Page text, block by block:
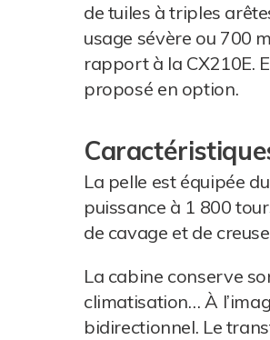
de tuiles à triples
usage sévère ou 700
rapport à la CX210E.
proposé en option.
La pelle est équipée
puissance à 1 800
de cavage et de
La cabine conserve
climatisation… À
bidirectionnel. Le